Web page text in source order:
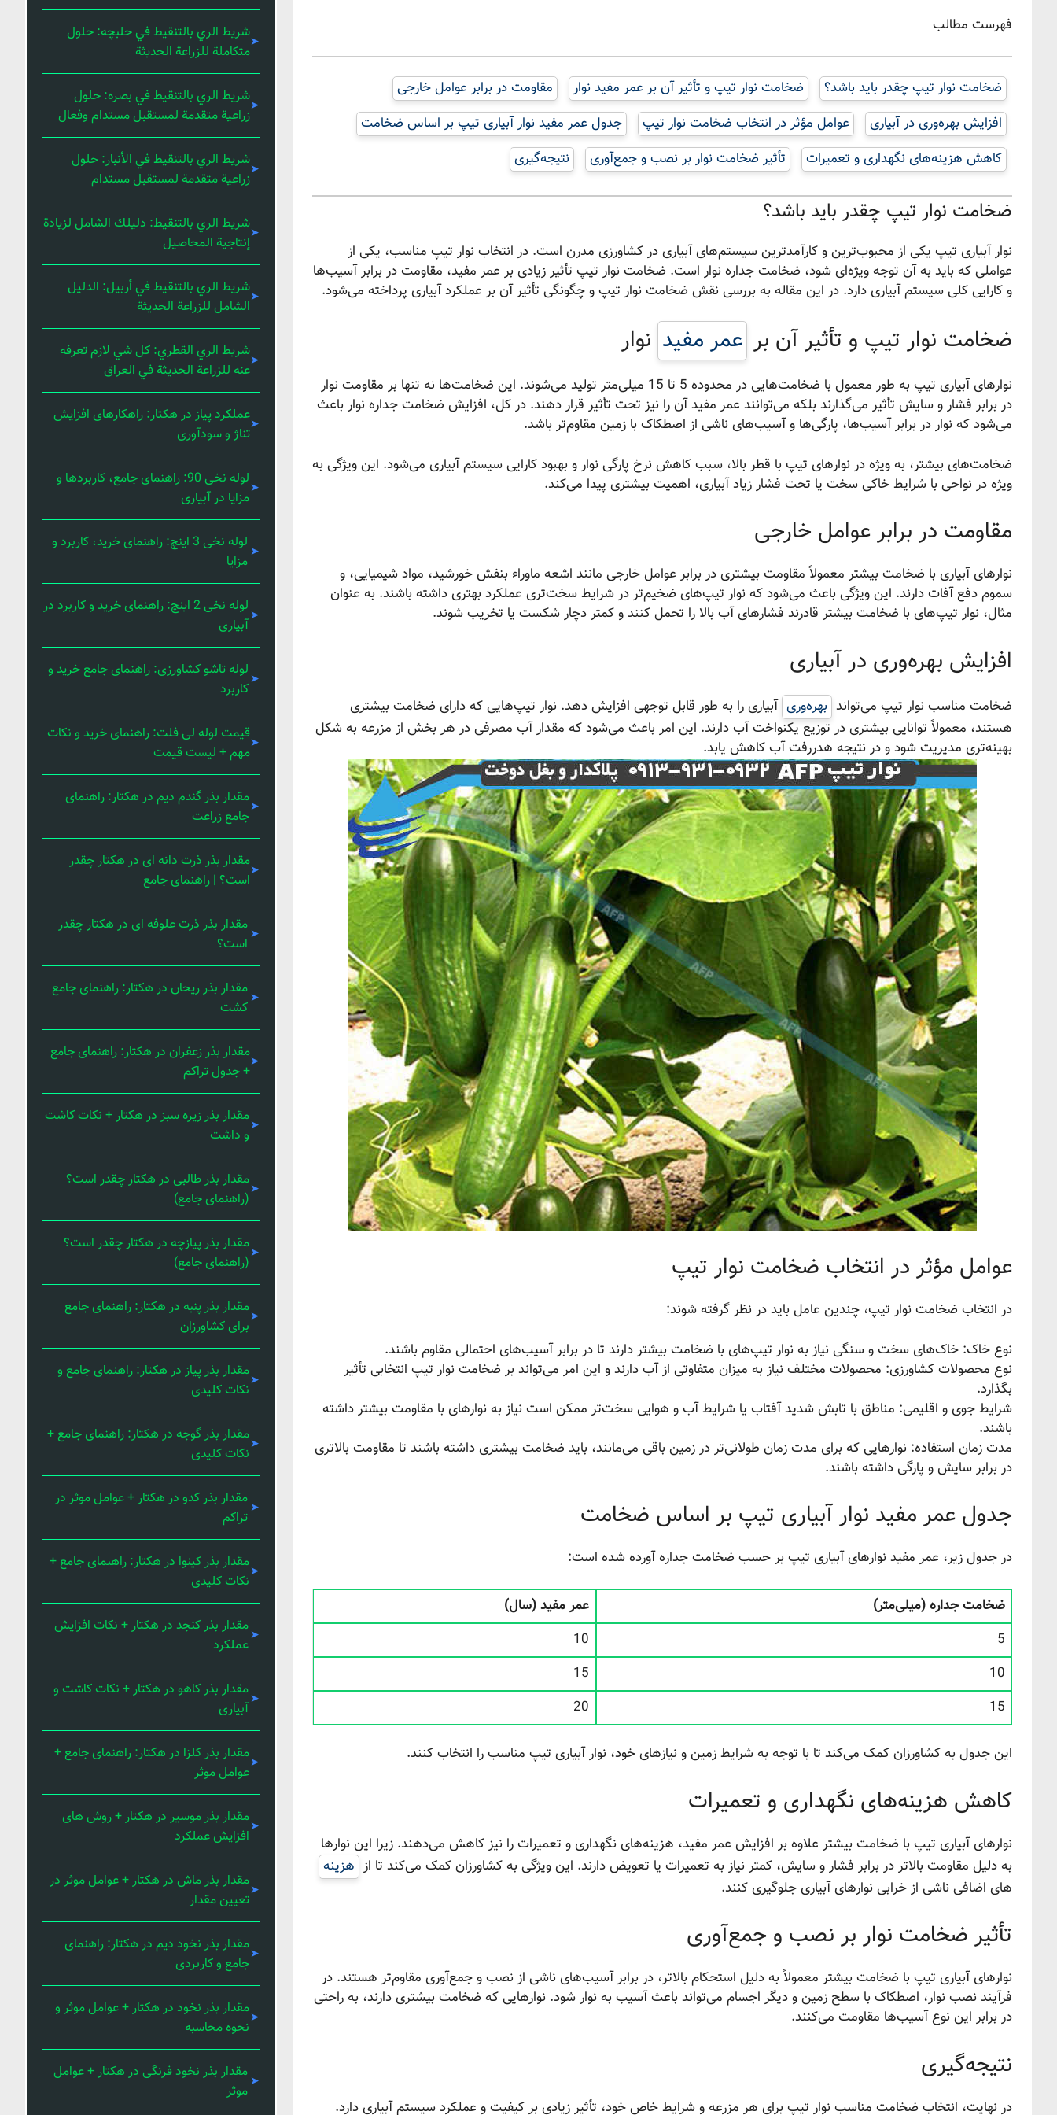
فهرست مطالب
ضخامت نوار تیپ چقدر باید باشد؟ ضخامت نوار تیپ و تأثیر آن بر عمر مفید نوار
مقاومت در برابر عوامل خارجی
افزایش بهره‌وری در آبیاری
عوامل مؤثر در انتخاب ضخامت نوار تیپ
جدول عمر مفید نوار آبیاری تیپ بر اساس ضخامت
کاهش هزینه‌های نگهداری و تعمیرات
تأثیر ضخامت نوار بر نصب و جمع‌آوری نتیجه‌گیری
ضخامت نوار تیپ چقدر باید باشد؟
نوار آبیاری تیپ یکی از محبوب‌ترین و کارآمدترین سیستم‌های آبیاری در کشاورزی مدرن است. در انتخاب نوار تیپ مناسب، یکی از
عواملی که باید به آن توجه ویژه‌ای شود، ضخامت جداره نوار است. ضخامت نوار تیپ تأثیر زیادی بر عمر مفید، مقاومت در برابر آسیب‌ها
و کارایی کلی سیستم آبیاری دارد. در این مقاله به بررسی نقش ضخامت نوار تیپ و چگونگی تأثیر آن بر عملکرد آبیاری پرداخته می‌شود.
ضخامت نوار تیپ و تأثیر آن بر عمر مفید نوار
نوارهای آبیاری تیپ به طور معمول با ضخامت‌هایی در محدوده 5 تا 15 میلی‌متر تولید می‌شوند. این ضخامت‌ها نه تنها بر مقاومت نوار
در برابر فشار و سایش تأثیر می‌گذارند بلکه می‌توانند عمر مفید آن را نیز تحت تأثیر قرار دهند. در کل، افزایش ضخامت جداره نوار باعث
می‌شود که نوار در برابر آسیب‌ها، پارگی‌ها و آسیب‌های ناشی از اصطکاک با زمین مقاوم‌تر باشد.
ضخامت‌های بیشتر، به ویژه در نوارهای تیپ با قطر بالا، سبب کاهش نرخ پارگی نوار و بهبود کارایی سیستم آبیاری می‌شود. این ویژگی به
ویژه در نواحی با شرایط خاکی سخت یا تحت فشار زیاد آبیاری، اهمیت بیشتری پیدا می‌کند.
مقاومت در برابر عوامل خارجی
نوارهای آبیاری با ضخامت بیشتر معمولاً مقاومت بیشتری در برابر عوامل خارجی مانند اشعه ماوراء بنفش خورشید، مواد شیمیایی، و
سموم دفع آفات دارند. این ویژگی باعث می‌شود که نوار تیپ‌های ضخیم‌تر در شرایط سخت‌تری عملکرد بهتری داشته باشند. به عنوان
مثال، نوار تیپ‌های با ضخامت بیشتر قادرند فشارهای آب بالا را تحمل کنند و کمتر دچار شکست یا تخریب شوند.
افزایش بهره‌وری در آبیاری
ضخامت مناسب نوار تیپ می‌تواند بهره‌وری آبیاری را به طور قابل توجهی افزایش دهد. نوار تیپ‌هایی که دارای ضخامت بیشتری
هستند، معمولاً توانایی بیشتری در توزیع یکنواخت آب دارند. این امر باعث می‌شود که مقدار آب مصرفی در هر بخش از مزرعه به شکل
بهینه‌تری مدیریت شود و در نتیجه هدررفت آب کاهش یابد.
عوامل مؤثر در انتخاب ضخامت نوار تیپ
در انتخاب ضخامت نوار تیپ، چندین عامل باید در نظر گرفته شوند:
نوع خاک: خاک‌های سخت و سنگی نیاز به نوار تیپ‌های با ضخامت بیشتر دارند تا در برابر آسیب‌های احتمالی مقاوم باشند.
نوع محصولات کشاورزی: محصولات مختلف نیاز به میزان متفاوتی از آب دارند و این امر می‌تواند بر ضخامت نوار تیپ انتخابی تأثیر
بگذارد.
شرایط جوی و اقلیمی: مناطق با تابش شدید آفتاب یا شرایط آب و هوایی سخت‌تر ممکن است نیاز به نوارهای با مقاومت بیشتر داشته
باشند.
مدت زمان استفاده: نوارهایی که برای مدت زمان طولانی‌تر در زمین باقی می‌مانند، باید ضخامت بیشتری داشته باشند تا مقاومت بالاتری
در برابر سایش و پارگی داشته باشند.
جدول عمر مفید نوار آبیاری تیپ بر اساس ضخامت
در جدول زیر، عمر مفید نوارهای آبیاری تیپ بر حسب ضخامت جداره آورده شده است:
ضخامت جداره (میلی‌متر)
عمر مفید (سال)
5
10
10
15
15
20
این جدول به کشاورزان کمک می‌کند تا با توجه به شرایط زمین و نیازهای خود، نوار آبیاری تیپ مناسب را انتخاب کنند.
کاهش هزینه‌های نگهداری و تعمیرات
نوارهای آبیاری تیپ با ضخامت بیشتر علاوه بر افزایش عمر مفید، هزینه‌های نگهداری و تعمیرات را نیز کاهش می‌دهند. زیرا این نوارها
به دلیل مقاومت بالاتر در برابر فشار و سایش، کمتر نیاز به تعمیرات یا تعویض دارند. این ویژگی به کشاورزان کمک می‌کند تا از هزینه‌
های اضافی ناشی از خرابی نوارهای آبیاری جلوگیری کنند.
تأثیر ضخامت نوار بر نصب و جمع‌آوری
نوارهای آبیاری تیپ با ضخامت بیشتر معمولاً به دلیل استحکام بالاتر، در برابر آسیب‌های ناشی از نصب و جمع‌آوری مقاوم‌تر هستند. در
فرآیند نصب نوار، اصطکاک با سطح زمین و دیگر اجسام می‌تواند باعث آسیب به نوار شود. نوارهایی که ضخامت بیشتری دارند، به راحتی
در برابر این نوع آسیب‌ها مقاومت می‌کنند.
نتیجه‌گیری
در نهایت، انتخاب ضخامت مناسب نوار تیپ برای هر مزرعه و شرایط خاص خود، تأثیر زیادی بر کیفیت و عملکرد سیستم آبیاری دارد.
شريط الري بالتنقيط في حلبچه: حلول
متكاملة للزراعة الحديثة
شريط الري بالتنقيط في بصره: حلول
زراعية متقدمة لمستقبل مستدام وفعال
شريط الري بالتنقيط في الأنبار: حلول
زراعية متقدمة لمستقبل مستدام
شريط الري بالتنقيط: دليلك الشامل لزيادة
إنتاجية المحاصيل
شريط الري بالتنقيط في أربيل: الدليل
الشامل للزراعة الحديثة
شريط الري القطري: كل شي لازم تعرفه
عنه للزراعة الحديثة في العراق
عملکرد پیاز در هکتار: راهکارهای افزایش
تناژ و سودآوری
لوله نخی 90: راهنمای جامع، کاربردها و
مزایا در آبیاری
لوله نخی 3 اینچ: راهنمای خرید، کاربرد و
مزایا
لوله نخی 2 اینچ: راهنمای خرید و کاربرد در
آبیاری
لوله تاشو کشاورزی: راهنمای جامع خرید و
کاربرد
قیمت لوله لی فلت: راهنمای خرید و نکات
مهم + لیست قیمت
مقدار بذر گندم دیم در هکتار: راهنمای
جامع زراعت
مقدار بذر ذرت دانه ای در هکتار چقدر
است؟ | راهنمای جامع
مقدار بذر ذرت علوفه ای در هکتار چقدر
است؟
مقدار بذر ریحان در هکتار: راهنمای جامع
کشت
مقدار بذر زعفران در هکتار: راهنمای جامع
+ جدول تراکم
مقدار بذر زیره سبز در هکتار + نکات کاشت
و داشت
مقدار بذر طالبی در هکتار چقدر است؟
(راهنمای جامع)
مقدار بذر پیازچه در هکتار چقدر است؟
(راهنمای جامع)
مقدار بذر پنبه در هکتار: راهنمای جامع
برای کشاورزان
مقدار بذر پیاز در هکتار: راهنمای جامع و
نکات کلیدی
مقدار بذر گوجه در هکتار: راهنمای جامع +
نکات کلیدی
مقدار بذر کدو در هکتار + عوامل موثر در
تراکم
مقدار بذر کینوا در هکتار: راهنمای جامع +
نکات کلیدی
مقدار بذر کنجد در هکتار + نکات افزایش
عملکرد
مقدار بذر کاهو در هکتار + نکات کاشت و
آبیاری
مقدار بذر کلزا در هکتار: راهنمای جامع +
عوامل موثر
مقدار بذر موسیر در هکتار + روش های
افزایش عملکرد
مقدار بذر ماش در هکتار + عوامل موثر در
تعیین مقدار
مقدار بذر نخود دیم در هکتار: راهنمای
جامع و کاربردی
مقدار بذر نخود در هکتار + عوامل موثر و
نحوه محاسبه
مقدار بذر نخود فرنگی در هکتار + عوامل
موثر